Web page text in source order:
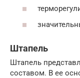
Штапель
Штапель
составом. В ее